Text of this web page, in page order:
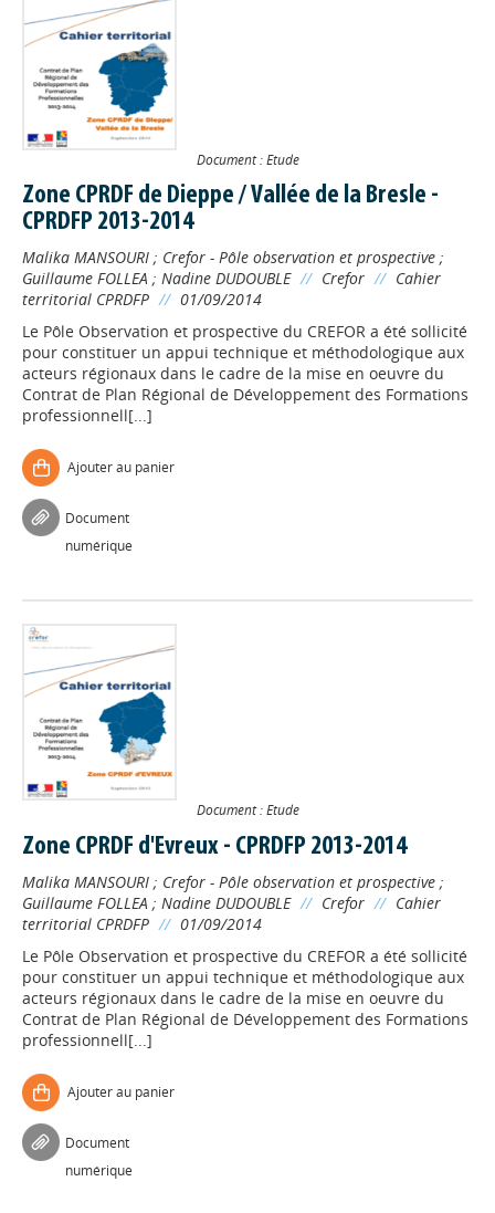
Document : Etude
Zone CPRDF de Dieppe / Vallée de la Bresle -
CPRDFP 2013-2014
Malika MANSOURI ; Crefor - Pôle observation et prospective ;
Guillaume FOLLEA ; Nadine DUDOUBLE // Crefor // Cahier
territorial CPRDFP // 01/09/2014
Le Pôle Observation et prospective du CREFOR a été sollicité
pour constituer un appui technique et méthodologique aux
acteurs régionaux dans le cadre de la mise en oeuvre du
Contrat de Plan Régional de Développement des Formations
professionnell[...]
Ajouter au panier
Document
numérique
Document : Etude
Zone CPRDF d'Evreux - CPRDFP 2013-2014
Malika MANSOURI ; Crefor - Pôle observation et prospective ;
Guillaume FOLLEA ; Nadine DUDOUBLE // Crefor // Cahier
territorial CPRDFP // 01/09/2014
Le Pôle Observation et prospective du CREFOR a été sollicité
pour constituer un appui technique et méthodologique aux
acteurs régionaux dans le cadre de la mise en oeuvre du
Contrat de Plan Régional de Développement des Formations
professionnell[...]
Ajouter au panier
Document
numérique